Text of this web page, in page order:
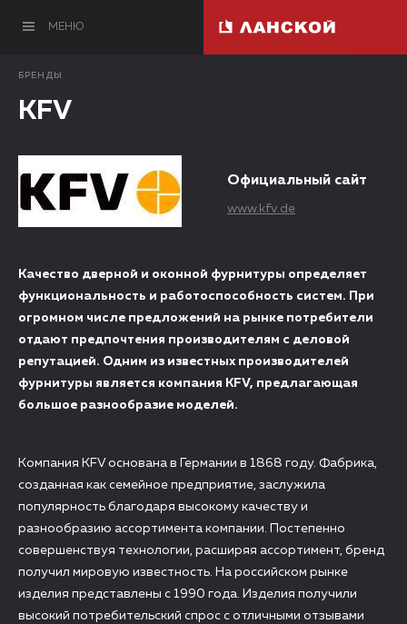
МЕНЮ
БРЕНДЫ
KFV
Официальный сайт
www.kfv.de
Качество дверной и оконной фурнитуры определяет
функциональность и работоспособность систем. При
огромном числе предложений на рынке потребители
отдают предпочтения производителям с деловой
репутацией. Одним из известных производителей
фурнитуры является компания KFV, предлагающая
большое разнообразие моделей.
Компания KFV основана в Германии в 1868 году. Фабрика,
созданная как семейное предприятие, заслужила
популярность благодаря высокому качеству и
разнообразию ассортимента компании. Постепенно
совершенствуя технологии, расширяя ассортимент, бренд
получил мировую известность. На российском рынке
изделия представлены с 1990 года. Изделия получили
высокий потребительский спрос с отличными отзывами